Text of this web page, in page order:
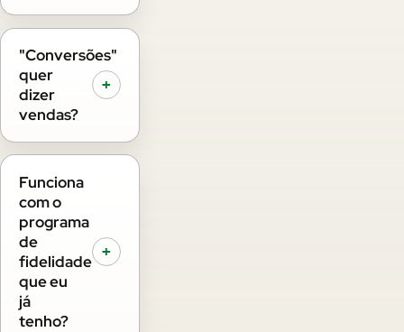
"Conversões"
quer
dizer
vendas?
+
Funciona
com o
programa
de
fidelidade
que eu
já
tenho?
+